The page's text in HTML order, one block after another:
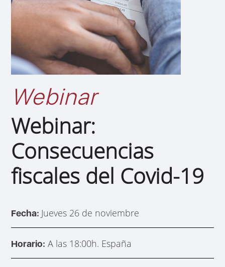
Webinar
Webinar:
Consecuencias
fiscales del Covid-19
Fecha: Jueves 26 de noviembre
Horario: A las 18:00h. España